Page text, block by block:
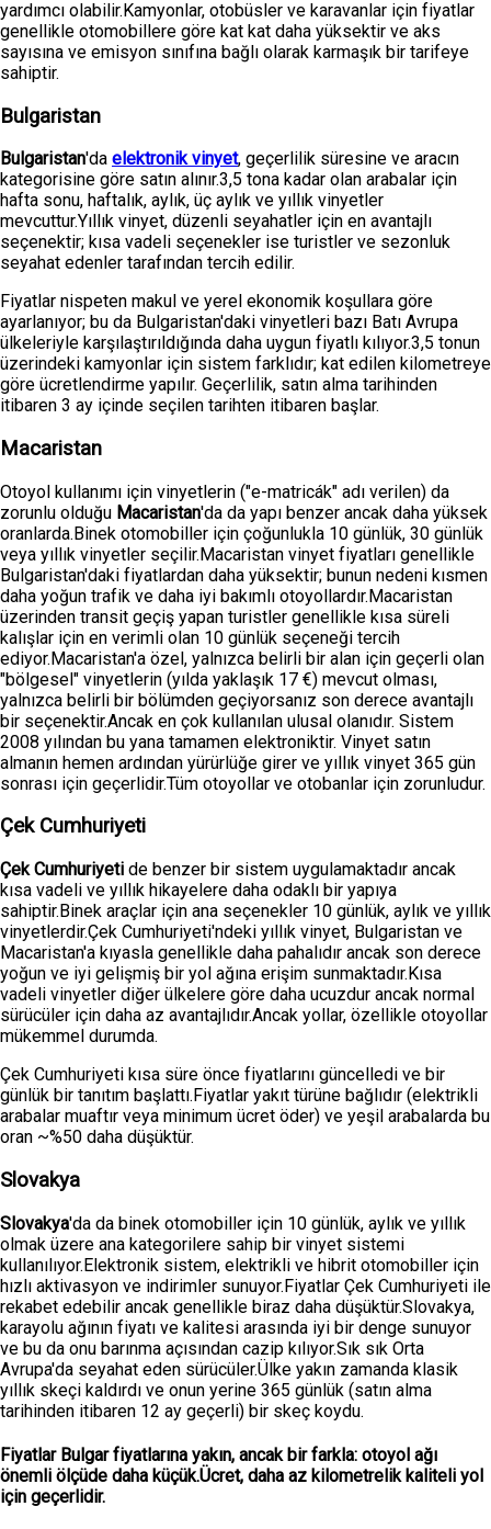
yardımcı olabilir.Kamyonlar, otobüsler ve karavanlar için fiyatlar
genellikle otomobillere göre kat kat daha yüksektir ve aks
sayısına ve emisyon sınıfına bağlı olarak karmaşık bir tarifeye
sahiptir.
Bulgaristan
Bulgaristan'da elektronik vinyet, geçerlilik süresine ve aracın
kategorisine göre satın alınır.3,5 tona kadar olan arabalar için
hafta sonu, haftalık, aylık, üç aylık ve yıllık vinyetler
mevcuttur.Yıllık vinyet, düzenli seyahatler için en avantajlı
seçenektir; kısa vadeli seçenekler ise turistler ve sezonluk
seyahat edenler tarafından tercih edilir.
Fiyatlar nispeten makul ve yerel ekonomik koşullara göre
ayarlanıyor; bu da Bulgaristan'daki vinyetleri bazı Batı Avrupa
ülkeleriyle karşılaştırıldığında daha uygun fiyatlı kılıyor.3,5 tonun
üzerindeki kamyonlar için sistem farklıdır; kat edilen kilometreye
göre ücretlendirme yapılır. Geçerlilik, satın alma tarihinden
itibaren 3 ay içinde seçilen tarihten itibaren başlar.
Macaristan
Otoyol kullanımı için vinyetlerin ("e-matricák" adı verilen) da
zorunlu olduğu Macaristan'da da yapı benzer ancak daha yüksek
oranlarda.Binek otomobiller için çoğunlukla 10 günlük, 30 günlük
veya yıllık vinyetler seçilir.Macaristan vinyet fiyatları genellikle
Bulgaristan'daki fiyatlardan daha yüksektir; bunun nedeni kısmen
daha yoğun trafik ve daha iyi bakımlı otoyollardır.Macaristan
üzerinden transit geçiş yapan turistler genellikle kısa süreli
kalışlar için en verimli olan 10 günlük seçeneği tercih
ediyor.Macaristan'a özel, yalnızca belirli bir alan için geçerli olan
"bölgesel" vinyetlerin (yılda yaklaşık 17 €) mevcut olması,
yalnızca belirli bir bölümden geçiyorsanız son derece avantajlı
bir seçenektir.Ancak en çok kullanılan ulusal olanıdır. Sistem
2008 yılından bu yana tamamen elektroniktir. Vinyet satın
almanın hemen ardından yürürlüğe girer ve yıllık vinyet 365 gün
sonrası için geçerlidir.Tüm otoyollar ve otobanlar için zorunludur.
Çek Cumhuriyeti
Çek Cumhuriyeti de benzer bir sistem uygulamaktadır ancak
kısa vadeli ve yıllık hikayelere daha odaklı bir yapıya
sahiptir.Binek araçlar için ana seçenekler 10 günlük, aylık ve yıllık
vinyetlerdir.Çek Cumhuriyeti'ndeki yıllık vinyet, Bulgaristan ve
Macaristan'a kıyasla genellikle daha pahalıdır ancak son derece
yoğun ve iyi gelişmiş bir yol ağına erişim sunmaktadır.Kısa
vadeli vinyetler diğer ülkelere göre daha ucuzdur ancak normal
sürücüler için daha az avantajlıdır.Ancak yollar, özellikle otoyollar
mükemmel durumda.
Çek Cumhuriyeti kısa süre önce fiyatlarını güncelledi ve bir
günlük bir tanıtım başlattı.Fiyatlar yakıt türüne bağlıdır (elektrikli
arabalar muaftır veya minimum ücret öder) ve yeşil arabalarda bu
oran ~%50 daha düşüktür.
Slovakya
Slovakya'da da binek otomobiller için 10 günlük, aylık ve yıllık
olmak üzere ana kategorilere sahip bir vinyet sistemi
kullanılıyor.Elektronik sistem, elektrikli ve hibrit otomobiller için
hızlı aktivasyon ve indirimler sunuyor.Fiyatlar Çek Cumhuriyeti ile
rekabet edebilir ancak genellikle biraz daha düşüktür.Slovakya,
karayolu ağının fiyatı ve kalitesi arasında iyi bir denge sunuyor
ve bu da onu barınma açısından cazip kılıyor.Sık sık Orta
Avrupa'da seyahat eden sürücüler.Ülke yakın zamanda klasik
yıllık skeçi kaldırdı ve onun yerine 365 günlük (satın alma
tarihinden itibaren 12 ay geçerli) bir skeç koydu.
Fiyatlar Bulgar fiyatlarına yakın, ancak bir farkla: otoyol ağı
önemli ölçüde daha küçük.Ücret, daha az kilometrelik kaliteli yol
için geçerlidir.